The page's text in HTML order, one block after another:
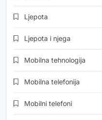
Ljepota
Ljepota i njega
Mobilna tehnologija
Mobilna telefonija
Mobilni telefoni